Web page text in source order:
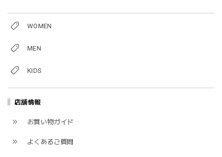
WOMEN
MEN
KIDS
店舗情報
お買い物ガイド
よくあるご質問